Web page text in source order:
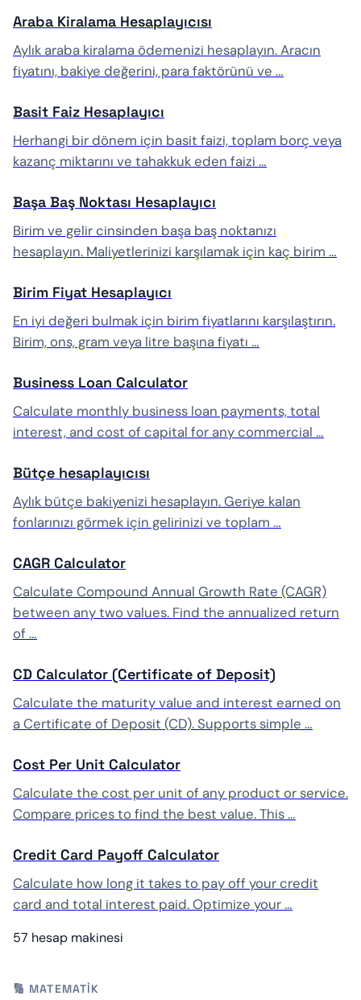
Araba Kiralama Hesaplayıcısı
Aylık araba kiralama ödemenizi hesaplayın. Aracın
fiyatını, bakiye değerini, para faktörünü ve …
Basit Faiz Hesaplayıcı
Herhangi bir dönem için basit faizi, toplam borç veya
kazanç miktarını ve tahakkuk eden faizi …
Başa Baş Noktası Hesaplayıcı
Birim ve gelir cinsinden başa baş noktanızı
hesaplayın. Maliyetlerinizi karşılamak için kaç birim …
Birim Fiyat Hesaplayıcı
En iyi değeri bulmak için birim fiyatlarını karşılaştırın.
Birim, ons, gram veya litre başına fiyatı …
Business Loan Calculator
Calculate monthly business loan payments, total
interest, and cost of capital for any commercial …
Bütçe hesaplayıcısı
Aylık bütçe bakiyenizi hesaplayın. Geriye kalan
fonlarınızı görmek için gelirinizi ve toplam …
CAGR Calculator
Calculate Compound Annual Growth Rate (CAGR)
between any two values. Find the annualized return
of …
CD Calculator (Certificate of Deposit)
Calculate the maturity value and interest earned on
a Certificate of Deposit (CD). Supports simple …
Cost Per Unit Calculator
Calculate the cost per unit of any product or service.
Compare prices to find the best value. This …
Credit Card Payoff Calculator
Calculate how long it takes to pay off your credit
card and total interest paid. Optimize your …
57 hesap makinesi
🔢 MATEMATIK